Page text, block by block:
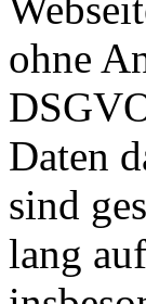
ohne
Daten
sind
lang